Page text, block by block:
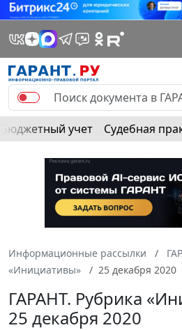
Бюджетный учет Судебная
Информационные рассылки
«Инициативы»
25 декабря 2020
ГАРАНТ. Рубрика
25 декабря 2020